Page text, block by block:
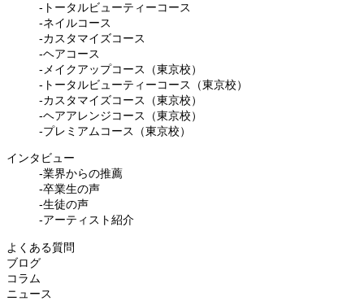
-トータルビューティーコース
-ネイルコース
-カスタマイズコース
-ヘアコース
-メイクアップコース（東京校）
-トータルビューティーコース（東京校）
-カスタマイズコース（東京校）
-ヘアアレンジコース（東京校）
-プレミアムコース（東京校）
インタビュー
-業界からの推薦
-卒業生の声
-生徒の声
-アーティスト紹介
よくある質問
ブログ
コラム
ニュース